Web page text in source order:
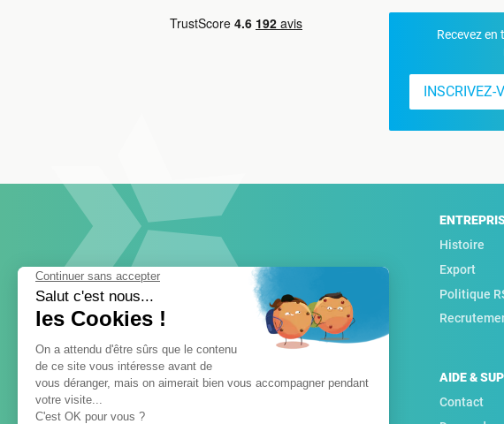
Recevez
INSCRIVEZ-
Histoire
Export
Politique
AIDE &
Contact